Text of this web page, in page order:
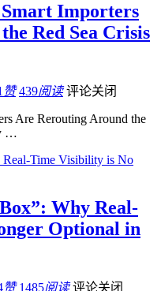
Importers
Red Sea Crisis
赞 439阅读 评论关闭
Are Rerouting Around the
…
Why Real-
Optional in
赞 1485阅读 评论关闭